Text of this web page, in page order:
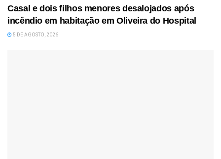
Casal e dois filhos menores desalojados após
incêndio em habitação em Oliveira do Hospital
5 DE AGOSTO, 2026